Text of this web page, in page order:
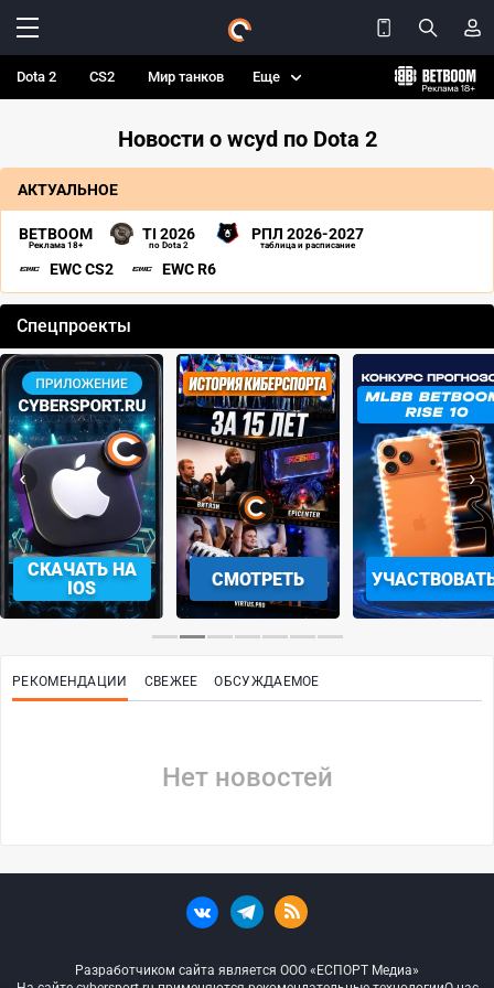
Dota 2 CS2 Мир танков Еще
Новости о wcyd по Dota 2
АКТУАЛЬНОЕ
BETBOOM
Реклама 18+
TI 2026
по Dota 2
РПЛ 2026-2027
таблица и расписание
EWC CS2 EWC R6
Спецпроекты
СКАЧАТЬ НА
IOS
СМОТРЕТЬ
‹ ›
РЕКОМЕНДАЦИИ СВЕЖЕЕ ОБСУЖДАЕМОЕ
Нет новостей
Разработчиком сайта является ООО «ЕСПОРТ Медиа»